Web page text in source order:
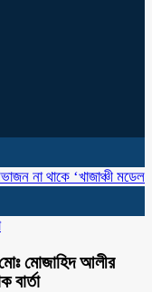
না থাকে ‘খাজাঞ্চী মডেল’
মোজাহিদ আলীর